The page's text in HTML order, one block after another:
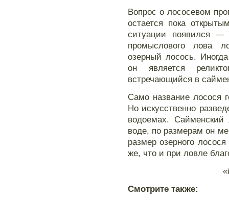
Вопрос о лососевом
остается пока
ситуации появился —
промыслового лова
озерный лосось.
он является
встречающийся в
Само название лосося
Но искусственно
водоемах.
воде, по размерам он
размер озерного
же, что и при ловле
Смотрите также: